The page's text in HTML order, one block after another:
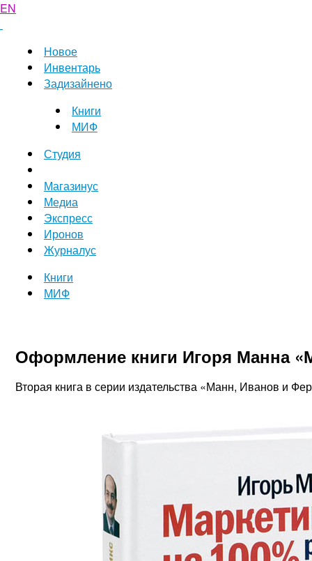
EN
Новое
Инвентарь
Задизайнено
Книги
МИФ
Студия
Магазинус
Медиа
Экспресс
Иронов
Журналус
Книги
МИФ
Оформление книги Игоря Манна
Вторая книга в серии издательства «Манн, Иванов и